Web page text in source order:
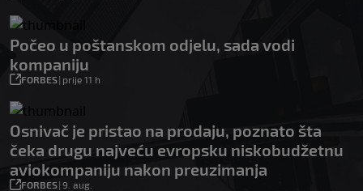
Počeo u poštanskom odjelu, sada vodi
kompaniju
FORBES| prije 11 h
Osnivač je pristao na prodaju, poznato šta
čeka drugu najveću evropsku niskobudžetnu
aviokompaniju nakon preuzimanja
FORBES| 9. aug.